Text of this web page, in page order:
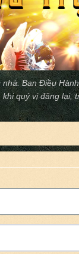
Ban Ðiều
khi quý vị đăng lại,